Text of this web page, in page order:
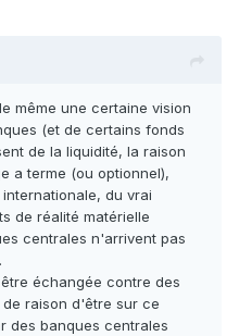
même une certaine vision
(et de certains fonds
de la liquidité, la raison
a terme (ou optionnel),
du vrai
de réalité matérielle
centrales n'arrivent pas
échangée contre des
raison d'être sur ce
des banques centrales